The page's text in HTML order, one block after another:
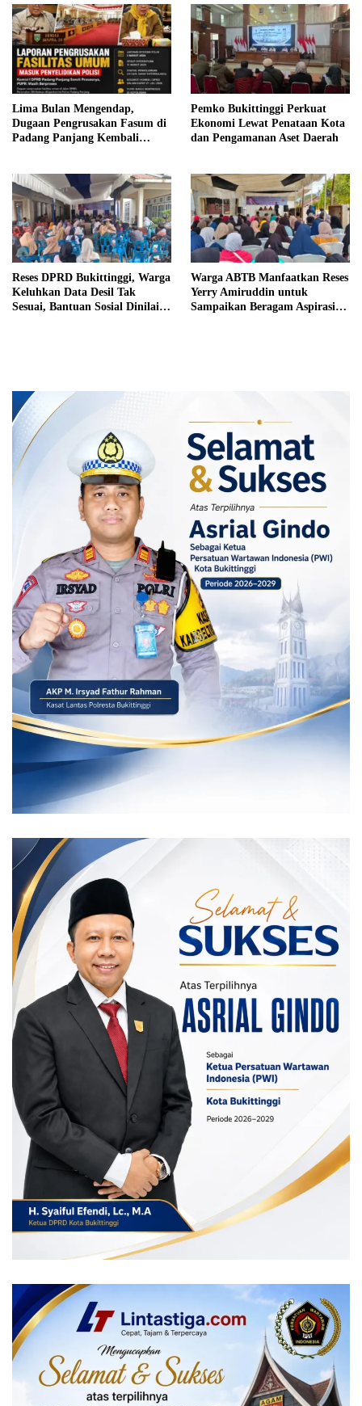
Lima Bulan Mengendap,
Dugaan Pengrusakan Fasum di
Padang Panjang Kembali
Pemko Bukittinggi Perkuat
Ekonomi Lewat Penataan Kota
dan Pengamanan Aset Daerah
Reses DPRD Bukittinggi, Warga
Keluhkan Data Desil Tak
Sesuai, Bantuan Sosial Dinilai
Warga ABTB Manfaatkan Reses
Yerry Amiruddin untuk
Sampaikan Beragam Aspirasi